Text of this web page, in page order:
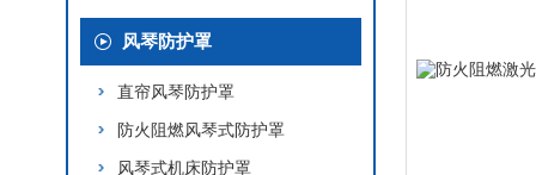
风琴防护罩
直帘风琴防护罩
防火阻燃风琴式防护罩
风琴式机床防护罩